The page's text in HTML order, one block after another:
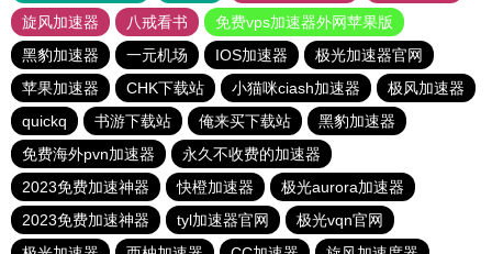
旋风加速器
八戒看书
免费vps加速器外网苹果版
黑豹加速器
一元机场 IOS加速器
极光加速器官网
苹果加速器
CHK下载站 小猫咪ciash加速器
极风加速器
quickq
书游下载站 俺来买下载站
黑豹加速器
免费海外pvn加速器
永久不收费的加速器
2023免费加速神器
快橙加速器
极光aurora加速器
2023免费加速神器
tyl加速器官网
极光vqn官网